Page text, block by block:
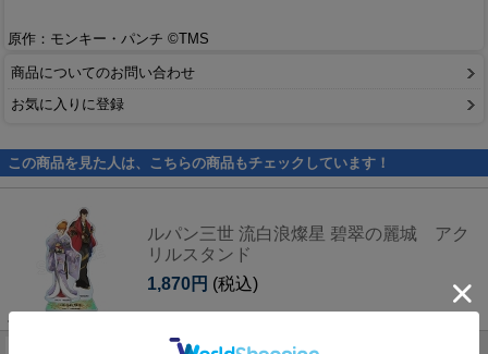
原作：モンキー・パンチ ©TMS
商品についてのお問い合わせ
お気に入りに登録
この商品を見た人は、こちらの商品もチェックしています！
ルパン三世 流白浪燦星 碧翠の麗城 アク
リルスタンド
1,870円 (税込)